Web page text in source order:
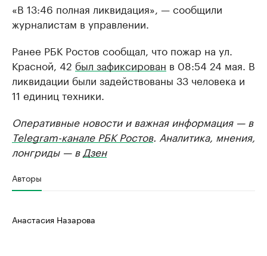
«В 13:46 полная ликвидация», — сообщили
журналистам в управлении.
Ранее РБК Ростов сообщал, что пожар на ул.
Красной, 42 был зафиксирован в 08:54 24 мая. В
ликвидации были задействованы 33 человека и
11 единиц техники.
Оперативные новости и важная информация — в
Telegram-канале РБК Ростов. Аналитика, мнения,
лонгриды — в Дзен
Авторы
Анастасия Назарова